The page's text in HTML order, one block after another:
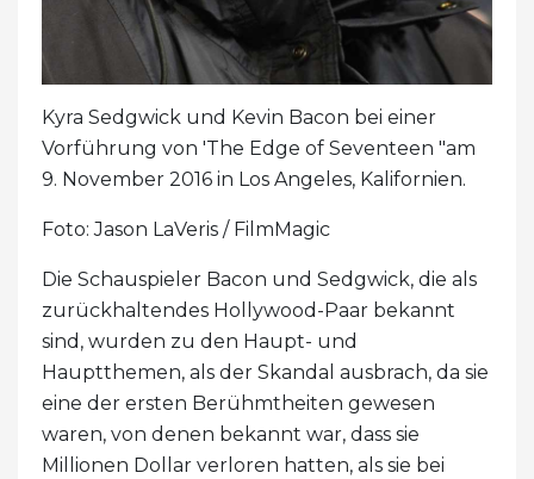
Kyra Sedgwick und Kevin Bacon bei einer
Vorführung von 'The Edge of Seventeen "am
9. November 2016 in Los Angeles, Kalifornien.
Foto: Jason LaVeris / FilmMagic
Die Schauspieler Bacon und Sedgwick, die als
zurückhaltendes Hollywood-Paar bekannt
sind, wurden zu den Haupt- und
Hauptthemen, als der Skandal ausbrach, da sie
eine der ersten Berühmtheiten gewesen
waren, von denen bekannt war, dass sie
Millionen Dollar verloren hatten, als sie bei